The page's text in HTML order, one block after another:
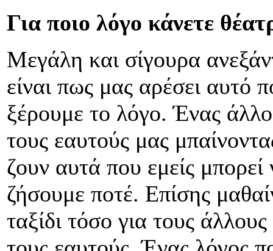
Για ποιο λόγο κάνετε
Μεγάλη και σίγουρα
είναι πως μας αρέσει αυτό
ξέρουμε το λόγο. Ένας
τους εαυτούς μας
ζουν αυτά που εμείς
ζήσουμε ποτέ. Επίσης
ταξίδι τόσο για τους